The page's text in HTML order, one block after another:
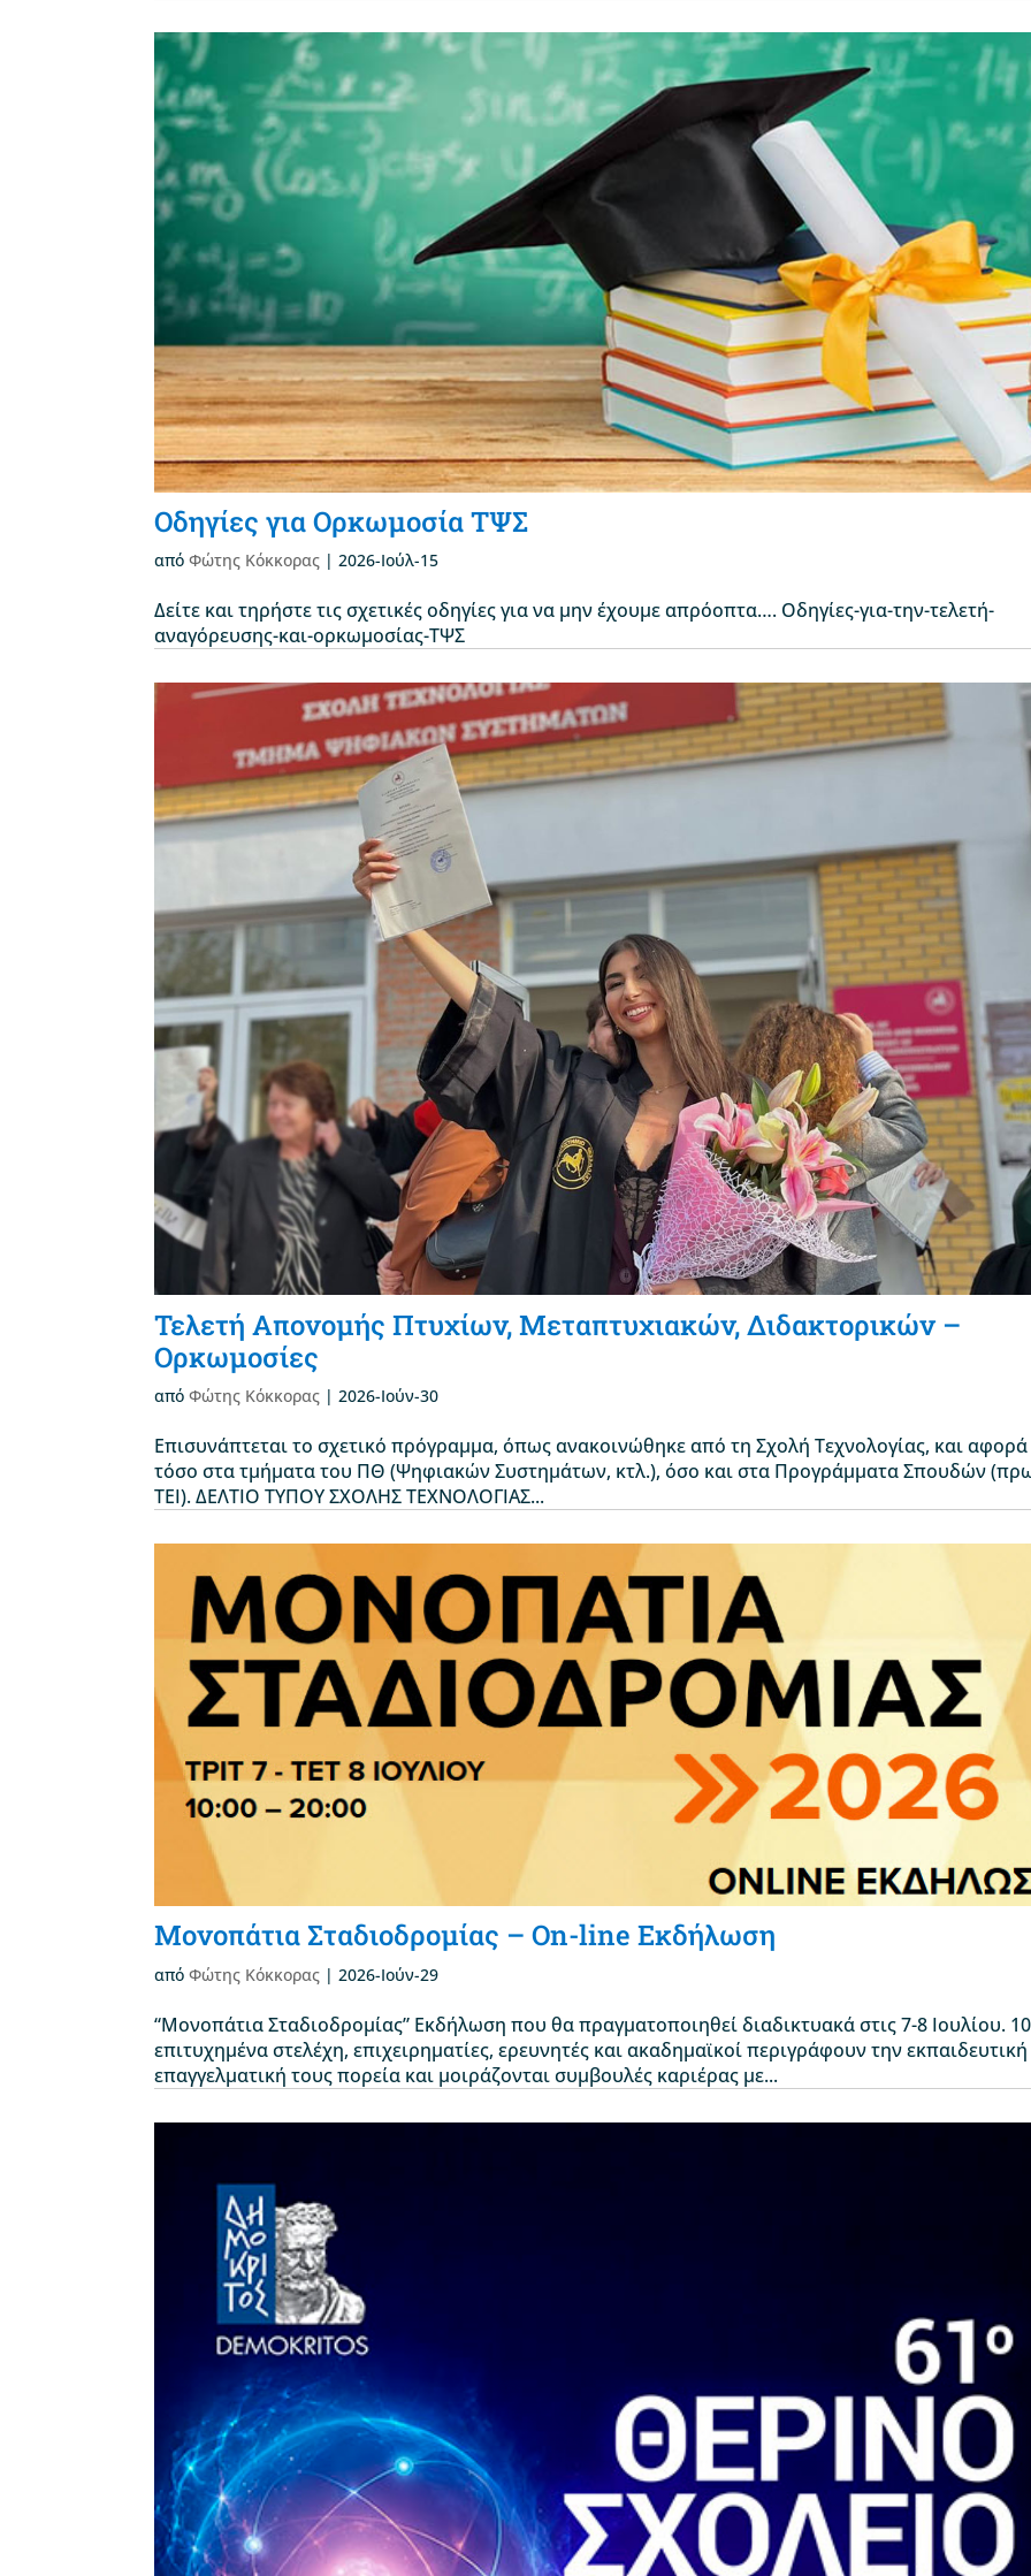
Οδηγίες για Ορκωμοσία ΤΨΣ
απόΦώτης Κόκκορας |2026-Ιούλ-15
Δείτε και τηρήστε τις σχετικές οδηγίες για να μην έχουμε απρόοπτα…. Οδηγίες-για-την-τελετή-
αναγόρευσης-και-ορκωμοσίας-ΤΨΣ
Τελετή Απονομής Πτυχίων, Μεταπτυχιακών, Διδακτορικών –
Ορκωμοσίες
απόΦώτης Κόκκορας |2026-Ιούν-30
Επισυνάπτεται το σχετικό πρόγραμμα, όπως ανακοινώθηκε από τη Σχολή Τεχνολογίας, και αφορά
τόσο στα τμήματα του ΠΘ (Ψηφιακών Συστημάτων, κτλ.), όσο και στα Προγράμματα Σπουδών
ΤΕΙ). ΔΕΛΤΙΟ ΤΥΠΟΥ ΣΧΟΛΗΣ ΤΕΧΝΟΛΟΓΙΑΣ...
Μονοπάτια Σταδιοδρομίας – On-line Εκδήλωση
απόΦώτης Κόκκορας | 2026-Ιούν-29
“Μονοπάτια Σταδιοδρομίας” Εκδήλωση που θα πραγματοποιηθεί διαδικτυακά στις 7-8 Ιουλίου.
επιτυχημένα στελέχη, επιχειρηματίες, ερευνητές και ακαδημαϊκοί περιγράφουν την εκπαιδευτική
επαγγελματική τους πορεία και μοιράζονται συμβουλές καριέρας με...